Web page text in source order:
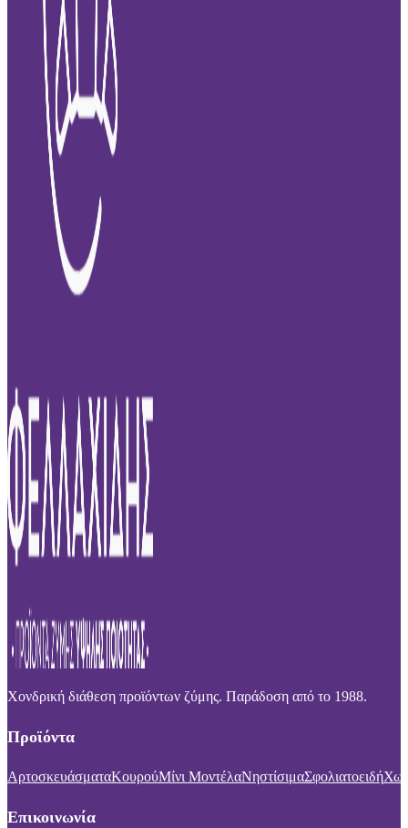
Χονδρική διάθεση προϊόντων ζύμης. Παράδοση από το 1988.
Προϊόντα
ΑρτοσκευάσματαΚουρούΜίνι ΜοντέλαΝηστίσιμαΣφολιατοειδή
Επικοινωνία